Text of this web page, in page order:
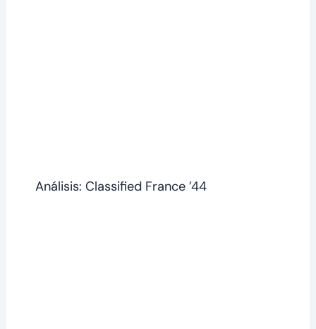
Análisis: Classified France ’44